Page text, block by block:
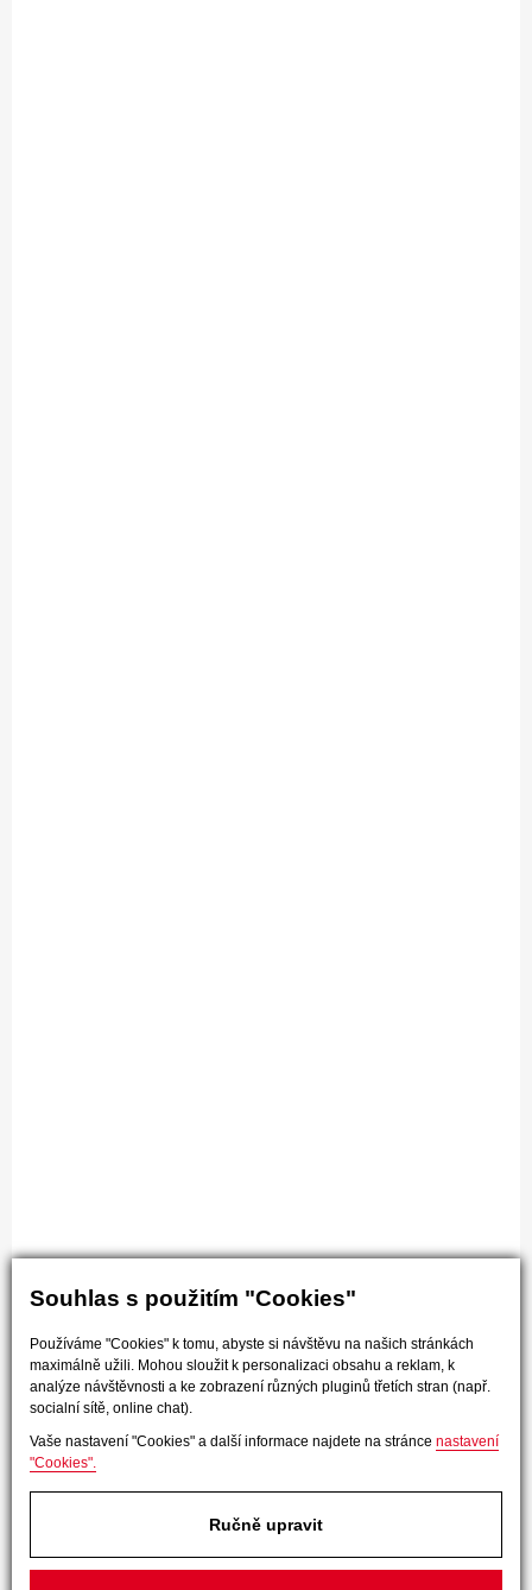
Souhlas s použitím "Cookies"
Používáme "Cookies" k tomu, abyste si návštěvu na našich stránkách
maximálně užili. Mohou sloužit k personalizaci obsahu a reklam, k
analýze návštěvnosti a ke zobrazení různých pluginů třetích stran (např.
socialní sítě, online chat).
Vaše nastavení "Cookies" a další informace najdete na stránce nastavení
"Cookies".
Ručně upravit